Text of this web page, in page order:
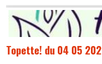
Topette! du 04 05